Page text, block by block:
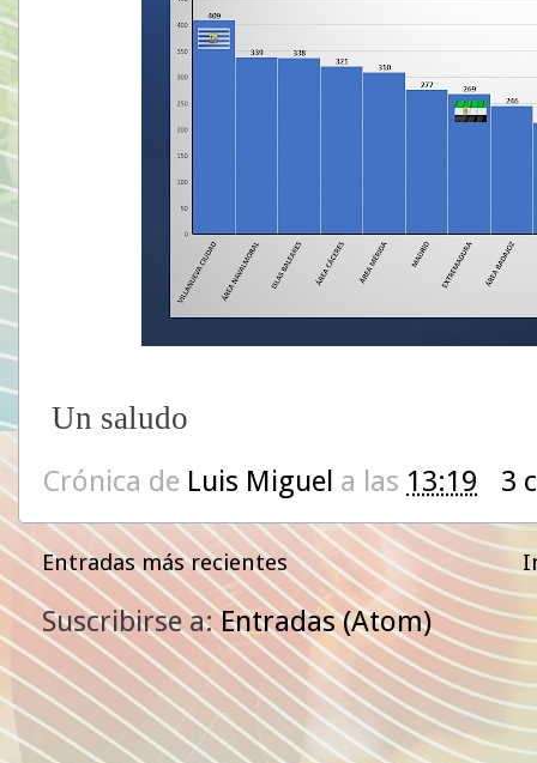
Un saludo
Crónica de Luis Miguel a las 13:19 3
Entradas más recientes
Suscribirse a:Entradas (Atom)